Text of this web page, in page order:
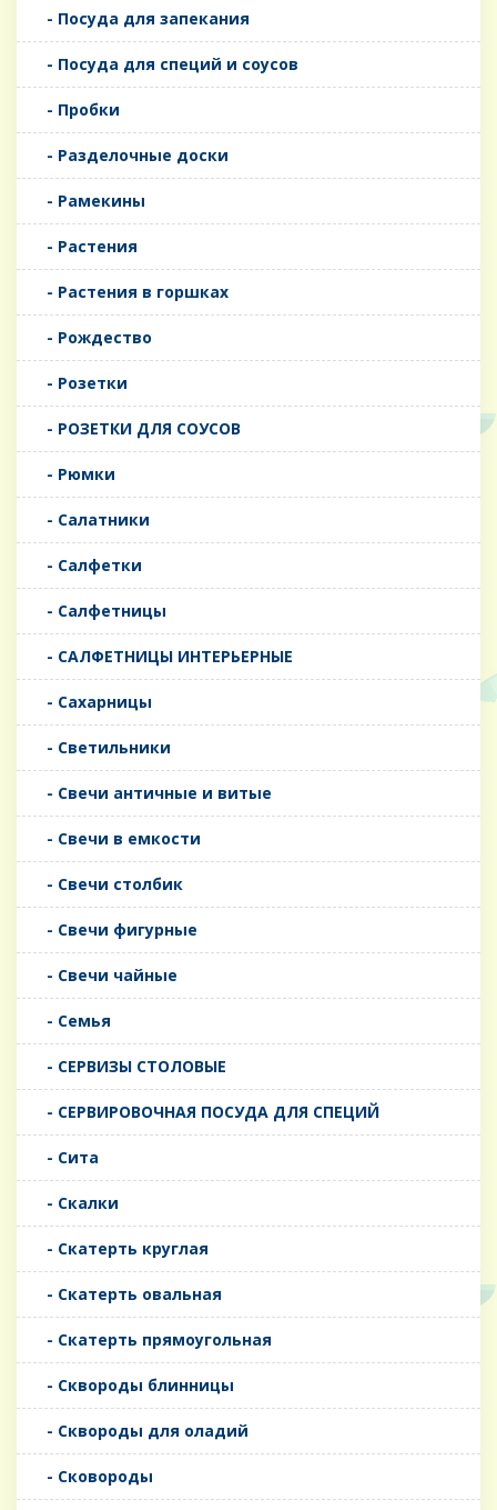
- Посуда для запекания
- Посуда для специй и соусов
- Пробки
- Разделочные доски
- Рамекины
- Растения
- Растения в горшках
- Рождество
- Розетки
- РОЗЕТКИ ДЛЯ СОУСОВ
- Рюмки
- Салатники
- Салфетки
- Салфетницы
- САЛФЕТНИЦЫ ИНТЕРЬЕРНЫЕ
- Сахарницы
- Светильники
- Свечи античные и витые
- Свечи в емкости
- Свечи столбик
- Свечи фигурные
- Свечи чайные
- Семья
- СЕРВИЗЫ СТОЛОВЫЕ
- СЕРВИРОВОЧНАЯ ПОСУДА ДЛЯ СПЕЦИЙ
- Сита
- Скалки
- Скатерть круглая
- Скатерть овальная
- Скатерть прямоугольная
- Сквороды блинницы
- Сквороды для оладий
- Сковороды